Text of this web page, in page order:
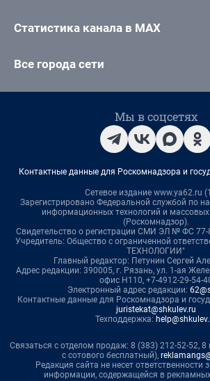
Статистика канала в MAX
Все города сети
Мы в соцсетях
Контактные данные для Роскомнадзора и
Сетевое издание www.ya62.ru
Зарегистрировано Федеральной службой по
информационных технологий и
(Роскомнадзор).
Свидетельство о регистрации СМИ ЭЛ № ФС 77-
Учредитель: Общество с ограниченной
ТЕХНОЛОГИИ"
Главный редактор: Петунин Сергей
Адрес редакции: 390005, г. Рязань, ул. 1-ая
офис Н110, +7-4912-29-54-
Электронный адрес редакции:
Контактные данные для Роскомнадзора и
juristekat@shkulev.ru
Техподдержка:
Связаться с отделом продаж: 8 (383) 212-52-52, 8
с сотового бесплатный),
Редакция сайта не несет ответственности
информации, содержащейся в